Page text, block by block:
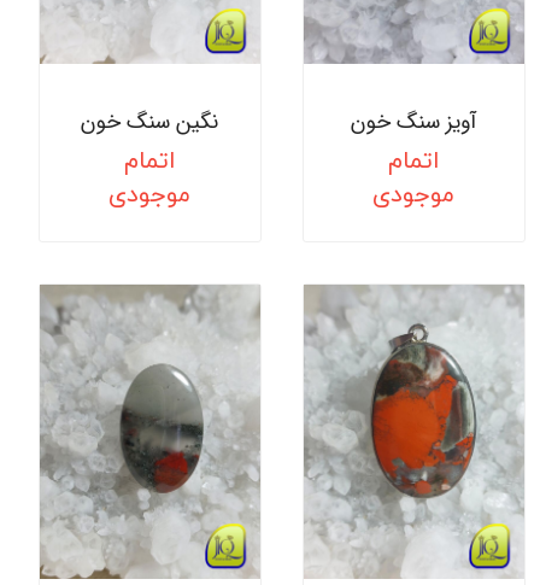
آویز سنگ خون
اتمام
موجودی
نگین سنگ خون
اتمام
موجودی